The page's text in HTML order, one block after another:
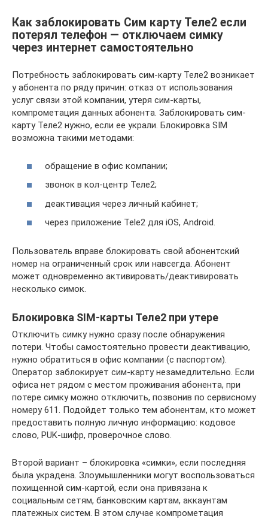
Как заблокировать Сим карту Теле2 если
потерял телефон — отключаем симку
через интернет самостоятельно
Потребность заблокировать сим-карту Теле2 возникает
у абонента по ряду причин: отказ от использования
услуг связи этой компании, утеря сим-карты,
компрометация данных абонента. Заблокировать сим-
карту Теле2 нужно, если ее украли. Блокировка SIM
возможна такими методами:
обращение в офис компании;
звонок в кол-центр Теле2;
деактивация через личный кабинет;
через приложение Tele2 для iOS, Android.
Пользователь вправе блокировать свой абонентский
номер на ограниченный срок или навсегда. Абонент
может одновременно активировать/деактивировать
несколько симок.
Блокировка SIM-карты Теле2 при утере
Отключить симку нужно сразу после обнаружения
потери. Чтобы самостоятельно провести деактивацию,
нужно обратиться в офис компании (с паспортом).
Оператор заблокирует сим-карту незамедлительно. Если
офиса нет рядом с местом проживания абонента, при
потере симку можно отключить, позвонив по сервисному
номеру 611. Подойдет только тем абонентам, кто может
предоставить полную личную информацию: кодовое
слово, PUK-шифр, проверочное слово.
Второй вариант – блокировка «симки», если последняя
была украдена. Злоумышленники могут воспользоваться
похищенной сим-картой, если она привязана к
социальным сетям, банковским картам, аккаунтам
платежных систем. В этом случае компрометация